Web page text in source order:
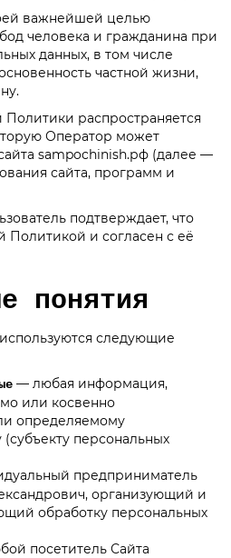
важнейшей целью
человека и гражданина при
данных, в том числе
частной жизни,
Политики распространяется
Оператор может
sampochinish.рф (далее —
сайта, программ и
подтверждает, что
Политикой и согласен с её
понятия
следующие
— любая информация,
или косвенно
определяемому
персональных
предприниматель
организующий и
обработку персональных
посетитель Сайта